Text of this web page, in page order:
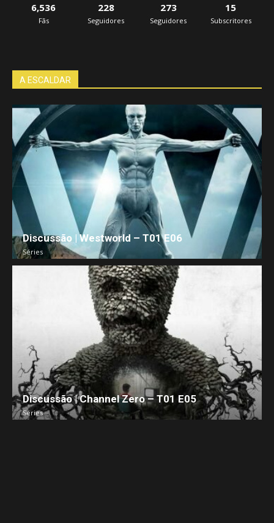
6,536
Fãs
228
Seguidores
273
Seguidores
15
Subscritores
A ESCALDAR
Discussão | Westworld – T01 E06
Séries
Discussão | Channel Zero – T01 E05
Séries